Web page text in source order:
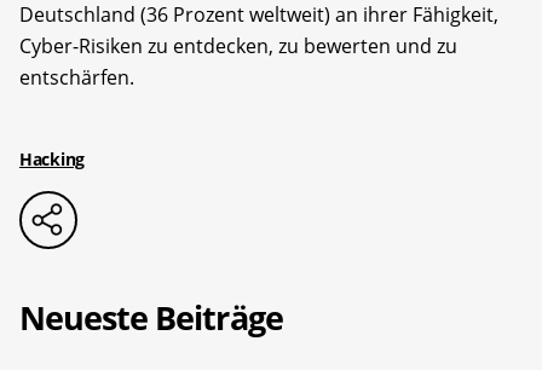
Deutschland (36 Prozent weltweit) an ihrer Fähigkeit,
Cyber-Risiken zu entdecken, zu bewerten und zu
entschärfen.
Hacking
Neueste Beiträge